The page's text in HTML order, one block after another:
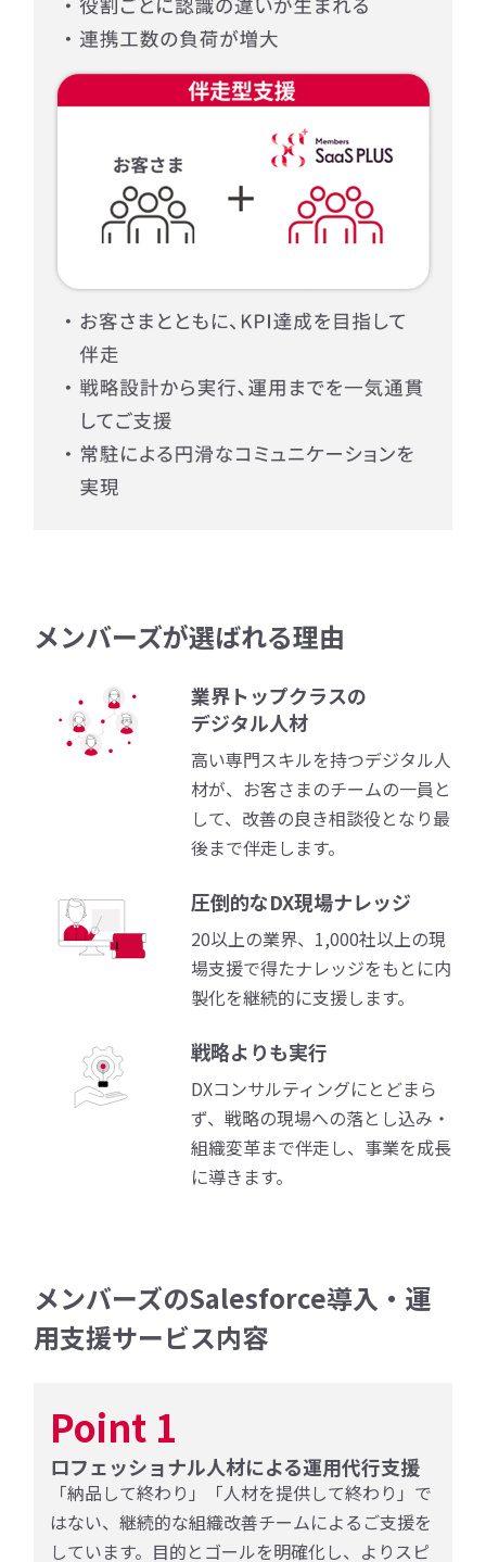
メンバーズが選ばれる理由
業界トップクラスの
デジタル人材
高い専門スキルを持つデジタル人
材が、お客さまのチームの一員と
して、改善の良き相談役となり最
後まで伴走します。
圧倒的なDX現場ナレッジ
20以上の業界、1,000社以上の現
場支援で得たナレッジをもとに内
製化を継続的に支援します。
戦略よりも実行
DXコンサルティングにとどまら
ず、戦略の現場への落とし込み・
組織変革まで伴走し、事業を成長
に導きます。
メンバーズのSalesforce導入・運
用支援サービス内容
Point 1
ロフェッショナル⼈材による運用代行支援
「納品して終わり」「⼈材を提供して終わり」で
はない、継続的な組織改善チームによるご⽀援を
しています。⽬的とゴールを明確化し、よりスピ